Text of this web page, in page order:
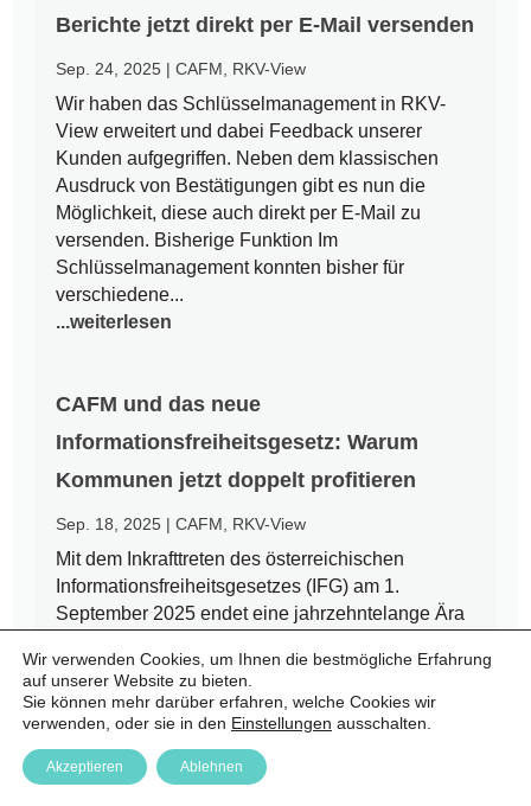
Berichte jetzt direkt per E-Mail versenden
Sep. 24, 2025 |CAFM RKV-View
Wir haben das Schlüsselmanagement in RKV-
View erweitert und dabei Feedback unserer
Kunden aufgegriffen. Neben dem klassischen
Ausdruck von Bestätigungen gibt es nun die
Möglichkeit, diese auch direkt per E-Mail zu
versenden. Bisherige Funktion Im
Schlüsselmanagement konnten bisher für
verschiedene...
...weiterlesen
CAFM und das neue
Informationsfreiheitsgesetz: Warum
Kommunen jetzt doppelt profitieren
Sep. 18, 2025 |CAFM RKV-View
Mit dem Inkrafttreten des österreichischen
Informationsfreiheitsgesetzes (IFG) am 1.
September 2025 endet eine jahrzehntelange Ära
haben nun einen Rechtsanspruch auf Zugang zu
amtlichen Informationen – auch auf kommunaler
Ebene. Für Städte und Gemeinden...
...weiterlesen
Wir verwenden Cookies, um Ihnen die bestmögliche Erfahrung
auf unserer Website zu bieten.
Sie können mehr darüber erfahren, welche Cookies wir
verwenden, oder sie in den Einstellungen ausschalten.
Akzeptieren Ablehnen